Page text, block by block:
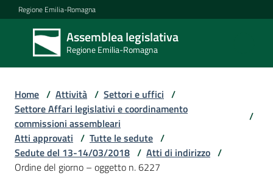
Vai al contenuto
Vai alla navigazione
Vai al footer
Regione Emilia-Romagna
Assemblea legislativa
Regione Emilia-Romagna
Assemblea
legislativa
Regione Emilia-
Assemblea
Home / Attività / Settori e uffici /
Settore Affari legislativi e coordinamento
commissioni assembleari
/
Atti approvati / Tutte le sedute /
Sedute del 13-14/03/2018 / Atti di indirizzo /
Ordine del giorno – oggetto n. 6227